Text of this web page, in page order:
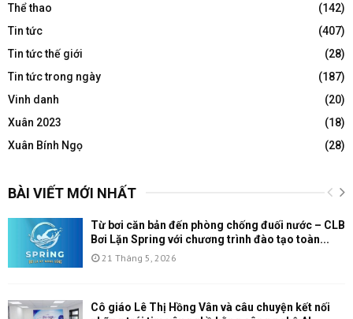
Thể thao
(142)
Tin tức
(407)
Tin tức thế giới
(28)
Tin tức trong ngày
(187)
Vinh danh
(20)
Xuân 2023
(18)
Xuân Bính Ngọ
(28)
BÀI VIẾT MỚI NHẤT
Từ bơi căn bản đến phòng chống đuối nước – CLB
Bơi Lặn Spring với chương trình đào tạo toàn...
21 Tháng 5, 2026
Cô giáo Lê Thị Hồng Vân và câu chuyện kết nối